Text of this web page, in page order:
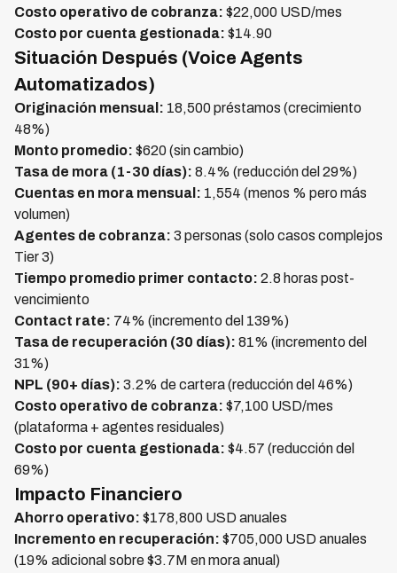
Costo operativo de cobranza: $22,000 USD/mes
Costo por cuenta gestionada: $14.90
Situación Después (Voice Agents
Automatizados)
Originación mensual: 18,500 préstamos (crecimiento
48%)
Monto promedio: $620 (sin cambio)
Tasa de mora (1-30 días): 8.4% (reducción del 29%)
Cuentas en mora mensual: 1,554 (menos % pero más
volumen)
Agentes de cobranza: 3 personas (solo casos complejos
Tier 3)
Tiempo promedio primer contacto: 2.8 horas post-
vencimiento
Contact rate: 74% (incremento del 139%)
Tasa de recuperación (30 días): 81% (incremento del
31%)
NPL (90+ días): 3.2% de cartera (reducción del 46%)
Costo operativo de cobranza: $7,100 USD/mes
(plataforma + agentes residuales)
Costo por cuenta gestionada: $4.57 (reducción del
69%)
Impacto Financiero
Ahorro operativo: $178,800 USD anuales
Incremento en recuperación: $705,000 USD anuales
(19% adicional sobre $3.7M en mora anual)